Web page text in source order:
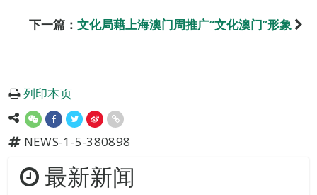
下一篇： 文化局藉上海澳门周推广“文化澳门”形象
列印本页
NEWS-1-5-380898
最新新闻